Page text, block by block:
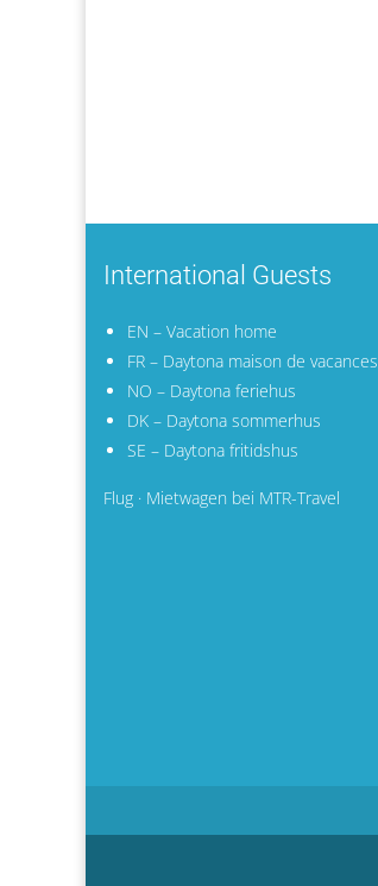
International Guests
EN – Vacation home
FR – Daytona maison de vacances
NO – Daytona feriehus
DK – Daytona sommerhus
SE – Daytona fritidshus
Flug · Mietwagen bei MTR-Travel